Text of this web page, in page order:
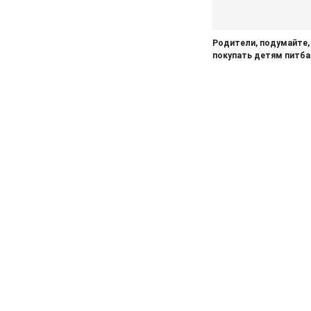
Родители,
покупать детям